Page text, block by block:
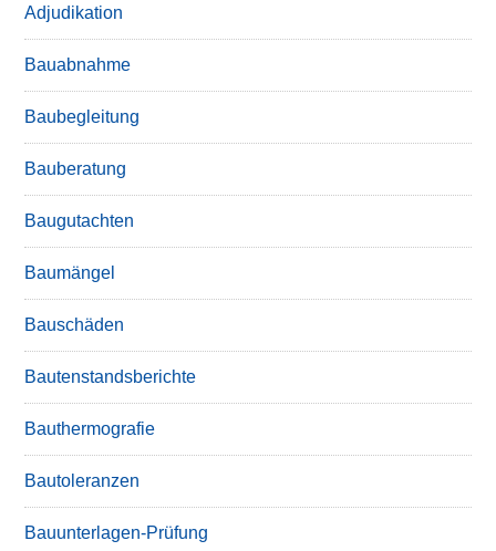
Adjudikation
Bauabnahme
Baubegleitung
Bauberatung
Baugutachten
Baumängel
Bauschäden
Bautenstandsberichte
Bauthermografie
Bautoleranzen
Bauunterlagen-Prüfung